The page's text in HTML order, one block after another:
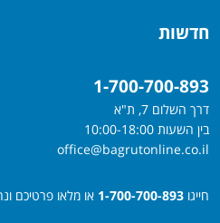
חדשות
1-700-700-893
דרך השלום 7, ת"א
בין השעות 10:00-18:00
office@bagrutonline.co.il
חייגו 1-700-700-893 או מלאו פרטיכם